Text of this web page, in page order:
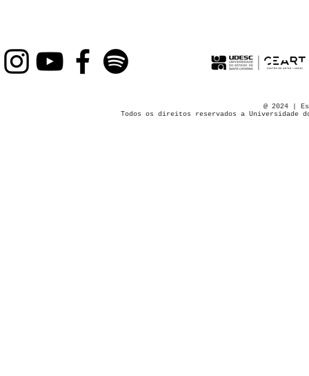
@ 2024 |
Todos os direitos reservados a Universidade